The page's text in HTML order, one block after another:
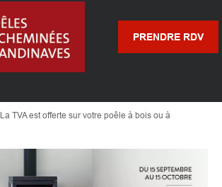
PRENDRE RDV
La TVA est offerte sur votre poêle à bois ou à